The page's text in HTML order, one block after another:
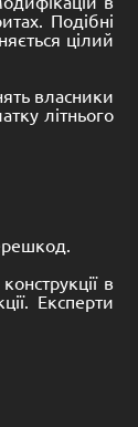
Подібні
цілий
власники
літнього
в
Експерти